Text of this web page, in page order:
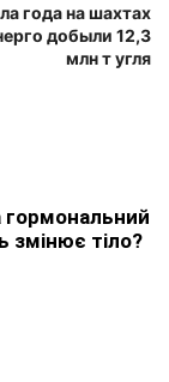
года на шахтах
добыли 12,3
млн т угля
гормональний
змінює тіло?